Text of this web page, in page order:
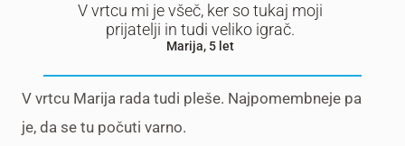
V vrtcu mi je všeč, ker so tukaj moji
prijatelji in tudi veliko igrač.
Marija, 5 let
V vrtcu Marija rada tudi pleše. Najpomembneje pa
je, da se tu počuti varno.